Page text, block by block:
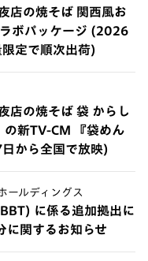
店の焼そば 関西風お
ボパッケージ (2026
定で順次出荷)
店の焼そば 袋 からし
の新TV-CM 『袋めん
から全国で放映)
ールディングス
に係る追加拠出に
に関するお知らせ